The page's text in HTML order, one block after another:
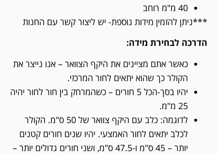
40 מ"מ רוחב
***ניתן להזמין מידות נוספת- יש ליצור קשר עם החנות
הדרכה לבחירת מידה:
כאשר אתם מציינים את היקף הצוואר – אנו נייצר את
הקולר כך שהוא יתאים לחור המרכזי.
יהיו בסך-הכל 5 חורים – כשהמרחק בין חור לחור יהיה
25 מ"מ.
לדוגמה: כלב עם היקף צוואר של 50 ס"מ. הקולר
לכלב יתאים לחור האמצעי. יהיו שנים חורים קטנים
יותר – 45 ס"מ ו-47.5 ס"מ, ושני חורים גדולים יותר –